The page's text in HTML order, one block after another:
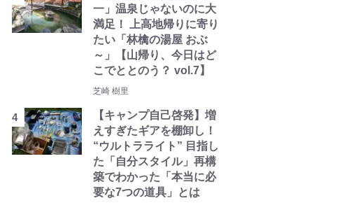
一」温泉じゃないのに大
満足！ 上高地帰りに寄り
たい「林檎の湯屋 おぶ
～」【山帰り、今日はど
こでととのう？ vol.7】
芝崎 樹里
【キャンプ自己啓発】増
えすぎたギアを棚卸し！
“ウルトラライト” 目指し
た「自分スタイル」再構
築でわかった「本当に必
要な7つの道具」とは